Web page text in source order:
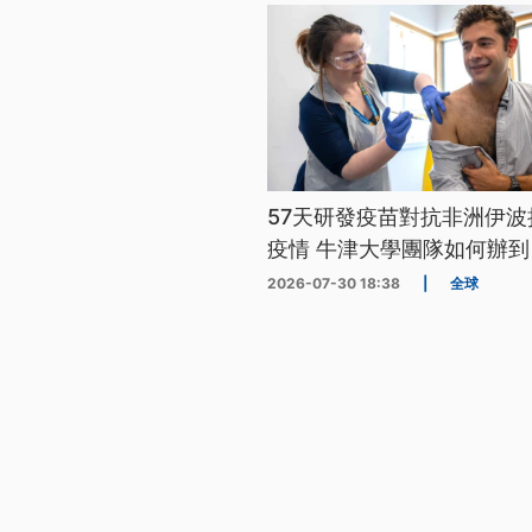
57天研發疫苗對抗非洲伊
疫情 牛津大學團隊如何辦
2026-07-30 18:38 全球